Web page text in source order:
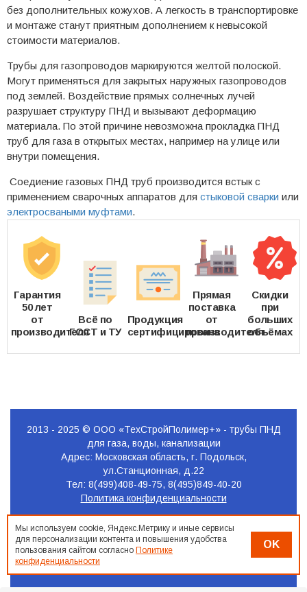
без дополнительных кожухов. А легкость в транспортировке
и монтаже станут приятным дополнением к невысокой
стоимости материалов.
Трубы для газопроводов маркируются желтой полоской.
Могут применяться для закрытых наружных газопроводов
под землей. Воздействие прямых солнечных лучей
разрушает структуру ПНД и вызывают деформацию
материала. По этой причине невозможна прокладка ПНД
труб для газа в открытых местах, например на улице или
внутри помещения.
Соедиение газовых ПНД труб производится встык с
применением сварочных аппаратов для стыковой сварки или
электросваными муфтами.
Гарантия
50 лет
от
производителя
Всё по
ГОСТ и ТУ
Продукция
сертифицирована
Прямая
поставка
от
производителя
Скидки
при
больших
объёмах
2013 - 2025 © ООО «ТехСтройПолимер+» - трубы ПНД
для газа, воды, канализации
Адрес: Московская область, г. Подольск,
ул.Станционная, д.22
Тел: 8(499)408-49-75, 8(495)849-40-20
Политика конфиденциальности
Продвижение
сайта
Seo-
Мы используем cookie, Яндекс.Метрику и иные сервисы
для персонализации контента и повышения удобства
пользования сайтом согласно Политике
конфиденциальности
OK